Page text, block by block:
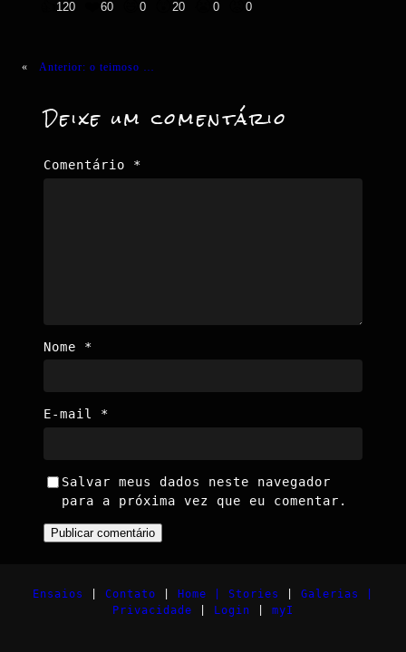
120 60 0 20 0 0
« Anterior: o teimoso …
Deixe um comentário
Comentário *
Nome *
E-mail *
Salvar meus dados neste navegador
para a próxima vez que eu comentar.
Ensaios Contato Home | Stories
Galerias |
Privacidade
Login myI